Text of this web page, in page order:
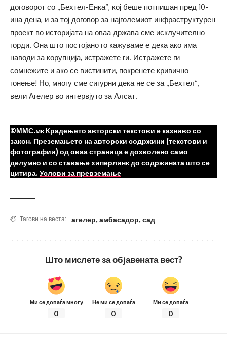
договорот со „Бехтел-Енка“, кој беше потпишан пред 10-
ина дена, и за тој договор за најголемиот инфраструктурен
проект во историјата на оваа држава сме исклучително
горди. Она што постојано го кажуваме е дека ако има
наводи за корупција, истражете ги. Истражете ги
сомнежите и ако се вистинити, покренете кривично
гонење! Но, многу сме сигурни дека не се за „Бехтел“,
вели Агелер во интервјуто за Алсат.
©ММС.мк Крадењето авторски текстови е казниво со
закон. Преземањето на авторски содржини (текстови и
фотографии) од оваа страница е дозволено само
делумно и со ставање хиперлинк до содржината што се
цитира. Услови за превземање
Тагови на веста: агелер, амбасадор, сад
Што мислете за објавената вест?
Ми се допаѓа многу
0
Не ми се допаѓа
0
Ми се допаѓа
0